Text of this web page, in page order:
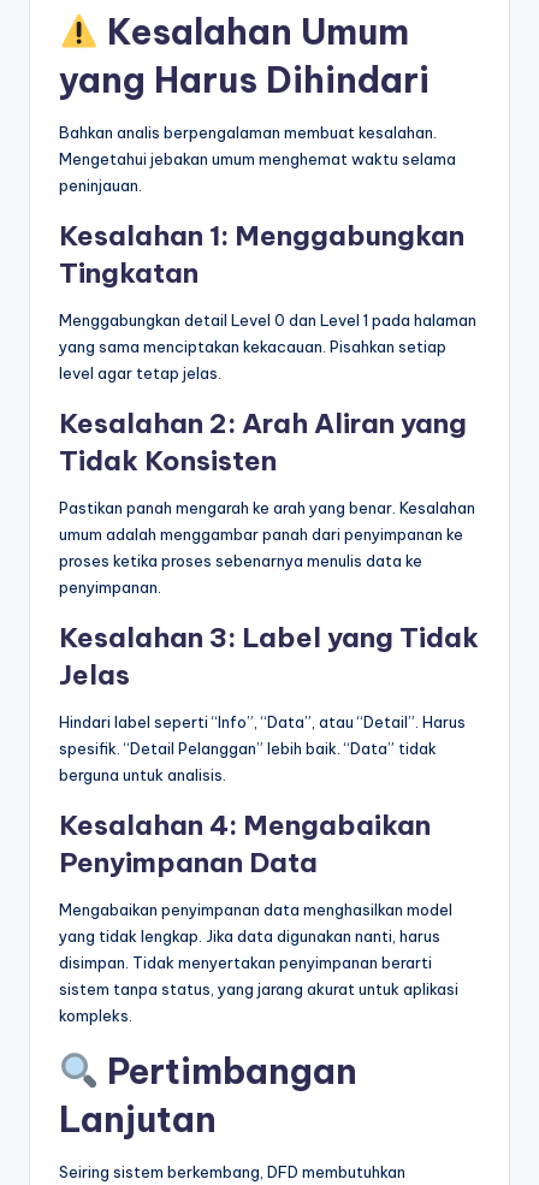
Kesalahan Umum
yang Harus Dihindari
Bahkan analis berpengalaman membuat kesalahan.
Mengetahui jebakan umum menghemat waktu selama
peninjauan.
Kesalahan 1: Menggabungkan
Tingkatan
Menggabungkan detail Level 0 dan Level 1 pada halaman
yang sama menciptakan kekacauan. Pisahkan setiap
level agar tetap jelas.
Kesalahan 2: Arah Aliran yang
Tidak Konsisten
Pastikan panah mengarah ke arah yang benar. Kesalahan
umum adalah menggambar panah dari penyimpanan ke
proses ketika proses sebenarnya menulis data ke
penyimpanan.
Kesalahan 3: Label yang Tidak
Jelas
Hindari label seperti “Info”, “Data”, atau “Detail”. Harus
spesifik. “Detail Pelanggan” lebih baik. “Data” tidak
berguna untuk analisis.
Kesalahan 4: Mengabaikan
Penyimpanan Data
Mengabaikan penyimpanan data menghasilkan model
yang tidak lengkap. Jika data digunakan nanti, harus
disimpan. Tidak menyertakan penyimpanan berarti
sistem tanpa status, yang jarang akurat untuk aplikasi
kompleks.
Pertimbangan
Lanjutan
Seiring sistem berkembang, DFD membutuhkan